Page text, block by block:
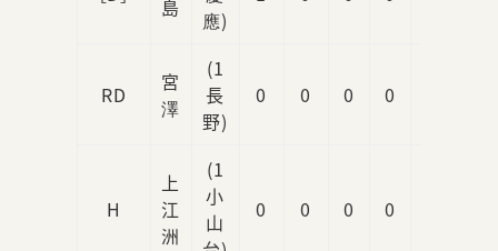
島
應)
RD
宮
澤
(1
長
野)
0 0 0 0
H
上
江
洲
(1
小
山
0 0 0 0